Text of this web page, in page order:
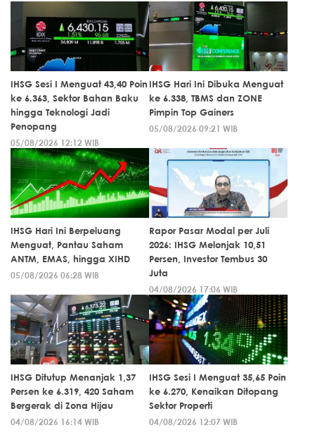
IHSG Sesi I Menguat 43,40 Poin
ke 6.363, Sektor Bahan Baku
hingga Teknologi Jadi
Penopang
05/08/2026 12:12 WIB
IHSG Hari Ini Dibuka Menguat
ke 6.338, TBMS dan ZONE
Pimpin Top Gainers
05/08/2026 09:21 WIB
IHSG Hari Ini Berpeluang
Menguat, Pantau Saham
ANTM, EMAS, hingga XIHD
05/08/2026 06:28 WIB
Rapor Pasar Modal per Juli
2026: IHSG Melonjak 10,51
Persen, Investor Tembus 30
Juta
04/08/2026 17:06 WIB
IHSG Ditutup Menanjak 1,37
Persen ke 6.319, 420 Saham
Bergerak di Zona Hijau
04/08/2026 16:14 WIB
IHSG Sesi I Menguat 35,65 Poin
ke 6.270, Kenaikan Ditopang
Sektor Properti
04/08/2026 12:07 WIB